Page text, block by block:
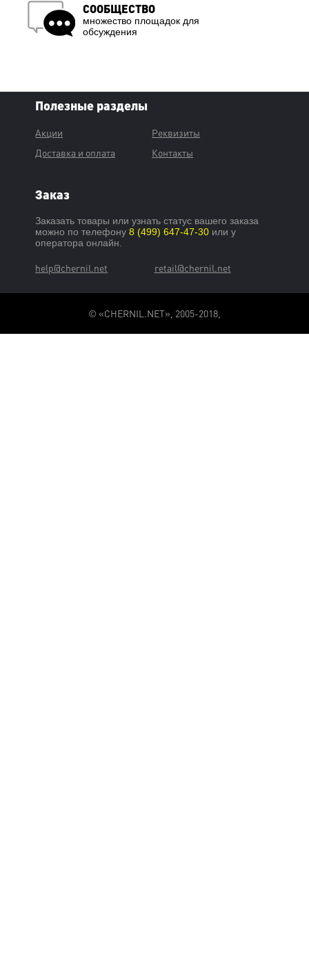
СООБЩЕСТВО
множество площадок для
обсуждения
Полезные разделы
Акции
Доставка и оплата
Реквизиты
Контакты
Заказ
Заказать товары или узнать статус вашего заказа
можно по телефону8 (499) 647-47-30 или у
оператора онлайн.
help@chernil.net retail@chernil.net
© «CHERNIL.NET», 2005-2018,